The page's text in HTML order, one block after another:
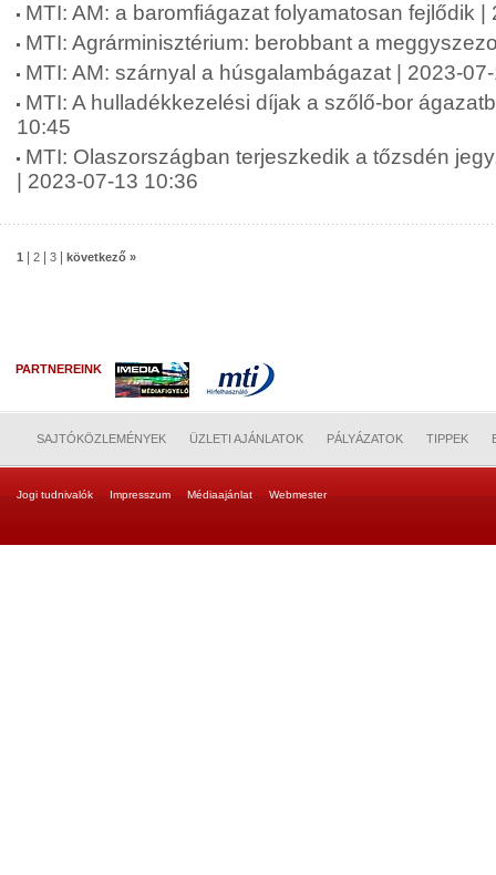
MTI: AM: a baromfiágazat folyamatosan fejlődik |
MTI: Agrárminisztérium: berobbant a
MTI: AM: szárnyal a húsgalambágazat | 2023-
MTI: A hulladékkezelési díjak a szőlő-bor
10:45
MTI: Olaszországban terjeszkedik a tőzsdén
| 2023-07-13 10:36
1 2 3 következő »
PARTNEREINK
SAJTÓKÖZLEMÉNYEK ÜZLETI AJÁNLATOK PÁLYÁZATOK TIPPEK
Jogi tudnivalók Impresszum Médiaajánlat Webmester